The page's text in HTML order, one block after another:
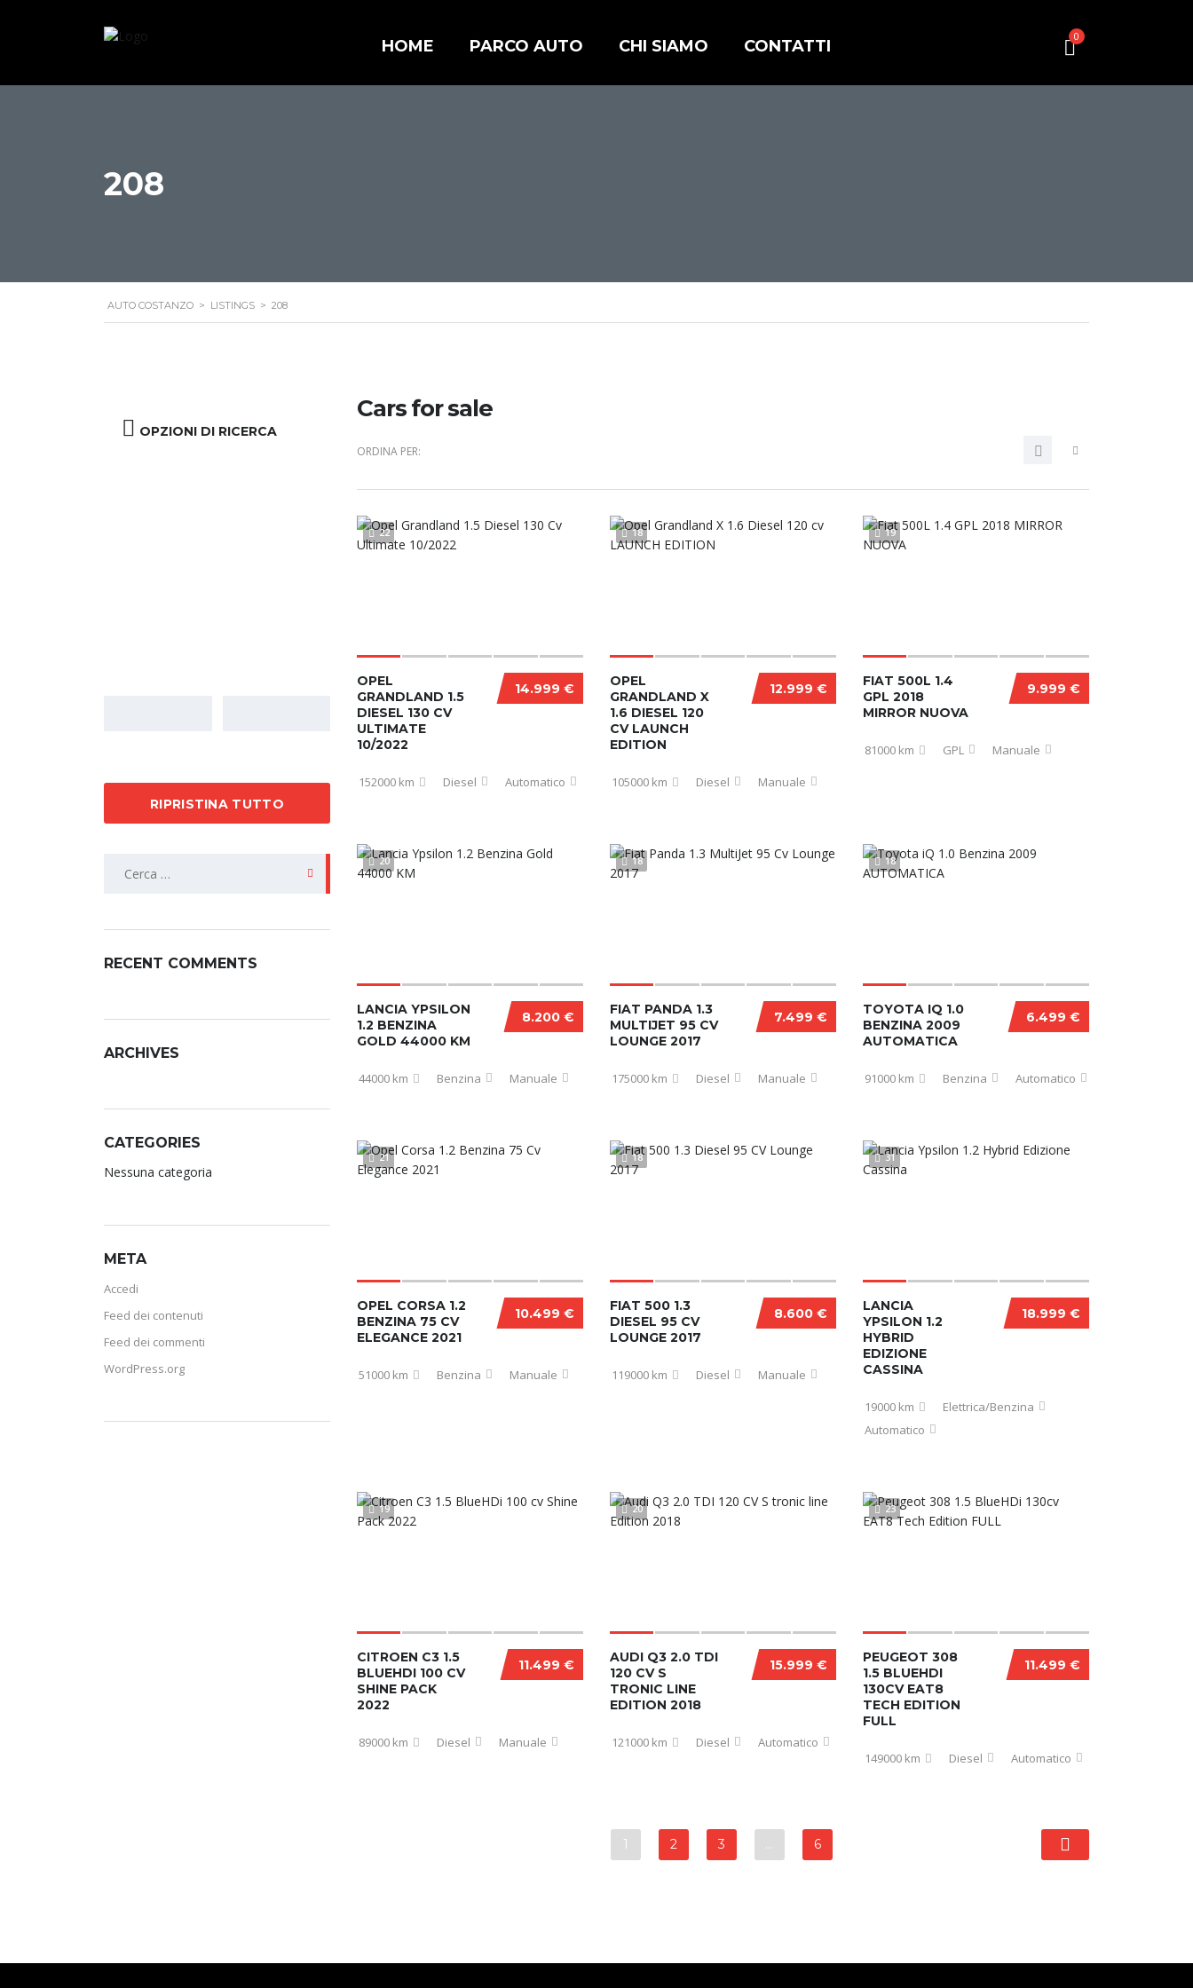
0
HOME PARCO AUTO CHI SIAMO CONTATTI
208
AUTO COSTANZO > LISTINGS > 208
OPZIONI DI RICERCA
RIPRISTINA TUTTO
RECENT COMMENTS
ARCHIVES
CATEGORIES
Nessuna categoria
META
Accedi
Feed dei contenuti
Feed dei commenti
WordPress.org
Cars for sale
ORDINA PER:
22
14.999 €
OPEL
GRANDLAND 1.5
DIESEL 130 CV
ULTIMATE
10/2022
152000 km Diesel Automatico
18
12.999 €
OPEL
GRANDLAND X
1.6 DIESEL 120
CV LAUNCH
EDITION
105000 km Diesel Manuale
19
9.999 €
FIAT 500L 1.4
GPL 2018
MIRROR NUOVA
81000 km GPL Manuale
20
8.200 €
LANCIA YPSILON
1.2 BENZINA
GOLD 44000 KM
44000 km Benzina Manuale
18
7.499 €
FIAT PANDA 1.3
MULTIJET 95 CV
LOUNGE 2017
175000 km Diesel Manuale
18
6.499 €
TOYOTA IQ 1.0
BENZINA 2009
AUTOMATICA
91000 km Benzina Automatico
21
10.499 €
OPEL CORSA 1.2
BENZINA 75 CV
ELEGANCE 2021
51000 km Benzina Manuale
18
8.600 €
FIAT 500 1.3
DIESEL 95 CV
LOUNGE 2017
119000 km Diesel Manuale
31
18.999 €
LANCIA
YPSILON 1.2
HYBRID
EDIZIONE
CASSINA
19000 km
Elettrica/Benzina
Automatico
19
11.499 €
CITROEN C3 1.5
BLUEHDI 100 CV
SHINE PACK
2022
89000 km Diesel Manuale
20
15.999 €
AUDI Q3 2.0 TDI
120 CV S
TRONIC LINE
EDITION 2018
121000 km Diesel Automatico
23
11.499 €
PEUGEOT 308
1.5 BLUEHDI
130CV EAT8
TECH EDITION
FULL
149000 km Diesel Automatico
1 2 3 … 6